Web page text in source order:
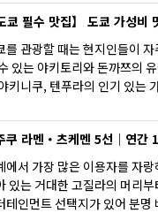
감상하는 시간부터 식사까지,
세요.
쿄 필수 맛집】 도쿄 가성
를 관광할 때는 현지인들이
있는 야키토리와 돈까쯔의
키니쿠, 텐푸라의 인기 있는
쿠 라멘・츠케멘 5선｜연간
에서 가장 많은 이용자를 자
있는 거대한 고질라의 머리
테인먼트 선택지가 있어 분